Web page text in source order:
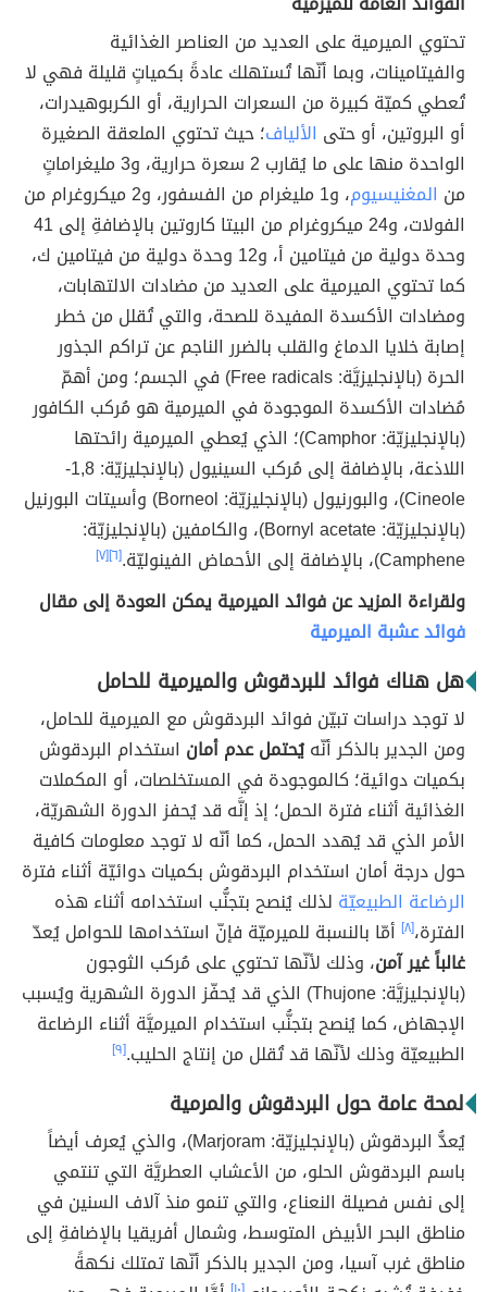
تحتوي الميرمية على العديد من العناصر الغذائية
والفيتامينات، وبما أنّها تُستهلك عادةً بكمياتٍ قليلة فهي لا
تُعطي كميّة كبيرة من السعرات الحرارية، أو الكربوهيدرات،
أو البروتين، أو حتى الألياف؛ حيث تحتوي الملعقة الصغيرة
الواحدة منها على ما يُقارب 2 سعرة حرارية، و3 مليغراماتٍ
من المغنيسيوم
، و1 مليغرام من الفسفور، و2 ميكروغرام من
الفولات، و24 ميكروغرام من البيتا كاروتين بالإضافةِ إلى 41
وحدة دولية من فيتامين أ، و12 وحدة دولية من فيتامين ك،
كما تحتوي الميرمية على العديد من مضادات الالتهابات،
ومضادات الأكسدة المفيدة للصحة، والتي تُقلل من خطر
إصابة خلايا الدماغ والقلب بالضرر الناجم عن تراكم الجذور
الحرة (بالإنجليزيَّة: Free radicals) في الجسم؛ ومن أهمّ
مُضادات الأكسدة الموجودة في الميرمية هو مُركب الكافور
(بالإنجليزيّة: Camphor)؛ الذي يُعطي الميرمية رائحتها
اللاذعة، بالإضافة إلى مُركب السينيول (بالإنجليزيّة: 1,8-
Cineole)، والبورنيول (بالإنجليزيّة: Borneol) وأسيتات البورنيل
(بالإنجليزيّة: Bornyl acetate)، والكامفين (بالإنجليزيّة:
Camphene)، بالإضافة إلى الأحماض الفينوليّة.
[٦] [٧]
ولقراءة المزيد عن فوائد الميرمية يمكن العودة إلى مقال
فوائد عشبة الميرمية
هل هناك فوائد للبردقوش والميرمية للحامل
لا توجد دراسات تبيّن فوائد البردقوش مع الميرمية للحامل،
ومن الجدير بالذكر أنّهيُحتمل عدم أمان استخدام البردقوش
بكميات دوائية؛ كالموجودة في المستخلصات، أو المكملات
الغذائية أثناء فترة الحمل؛ إذ إنَّه قد يُحفز الدورة الشهريّة،
الأمر الذي قد يُهدد الحمل، كما أنّه لا توجد معلومات كافية
حول درجة أمان استخدام البردقوش بكميات دوائيّة أثناء فترة
الرضاعة الطبيعيّة لذلك يُنصح بتجنُّب استخدامه أثناء هذه
الفترة،[٨]
أمّا بالنسبة للميرميّة فإنّ استخدامها للحوامل يُعدّ
غالباً غير آمن، وذلك لأنّها تحتوي على مُركب الثوجون
(بالإنجليزيَّة: Thujone) الذي قد يُحفّز الدورة الشهرية ويُسبب
الإجهاض، كما يُنصح بتجنُّب استخدام الميرميَّة أثناء الرضاعة
الطبيعيّة وذلك لأنّها قد تُقلل من إنتاج الحليب.[٩]
لمحة عامة حول البردقوش والمرمية
يُعدُّ البردقوش (بالإنجليزيّة: Marjoram)، والذي يُعرف أيضاً
باسم البردقوش الحلو، من الأعشاب العطريَّة التي تنتمي
إلى نفس فصيلة النعناع، والتي تنمو منذ آلاف السنين في
مناطق البحر الأبيض المتوسط، وشمال أفريقيا بالإضافةِ إلى
مناطق غرب آسيا، ومن الجدير بالذكر أنّها تمتلك نكهةً